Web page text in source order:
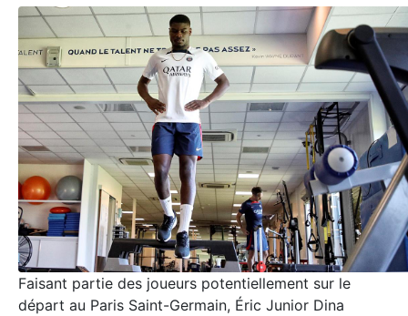
Faisant partie des joueurs potentiellement sur le
départ au Paris Saint-Germain, Éric Junior Dina